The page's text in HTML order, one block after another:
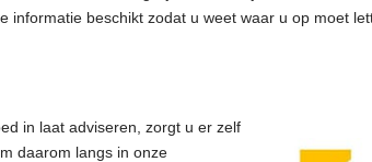
informatie beschikt zodat u weet waar u op moet
in laat adviseren, zorgt u er zelf
daarom langs in onze